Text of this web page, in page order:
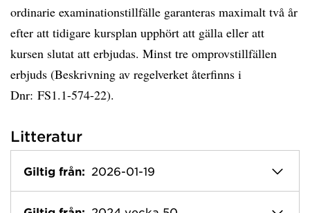
ordinarie examinationstillfälle garanteras maximalt två år
efter att tidigare kursplan upphört att gälla eller att
kursen slutat att erbjudas. Minst tre omprovstillfällen
erbjuds (Beskrivning av regelverket återfinns i
Dnr: FS1.1-574-22).
Litteratur
Giltig från: 2026-01-19